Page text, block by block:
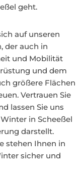
geht.
auf unseren
der auch in
und Mobilität
und dem
größere Flächen
Vertrauen Sie
lassen Sie uns
in Scheeßel
darstellt.
stehen Ihnen in
sicher und